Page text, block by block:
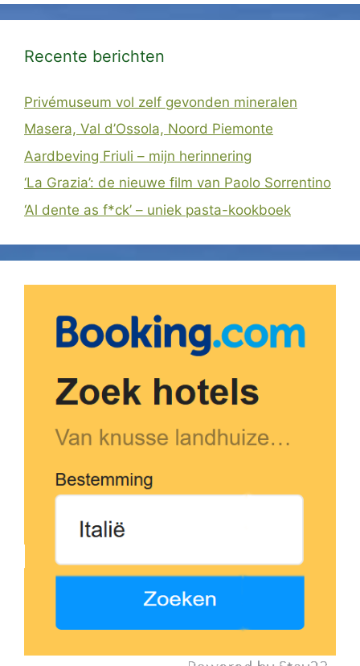
Recente berichten
Privémuseum vol zelf gevonden mineralen
Masera, Val d’Ossola, Noord Piemonte
Aardbeving Friuli – mijn herinnering
‘La Grazia’: de nieuwe film van Paolo Sorrentino
‘Al dente as f*ck’ – uniek pasta-kookboek